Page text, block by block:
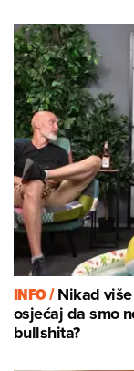
INFO /Nikad
osjećaj da smo
bullshita?